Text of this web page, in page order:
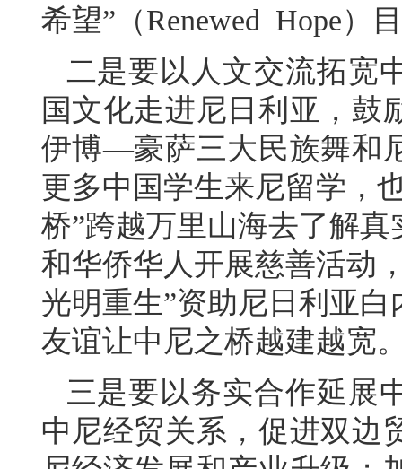
希望”（Renewed Hope）
二是要以人文交流拓宽
国文化走进尼日利亚，
伊博—豪萨三大民族舞和
更多中国学生来尼留学，
桥”跨越万里山海去了解
和华侨华人开展慈善活动
光明重生”资助尼日利亚
友谊让中尼之桥越建越宽
三是要以务实合作延展
中尼经贸关系，促进双边